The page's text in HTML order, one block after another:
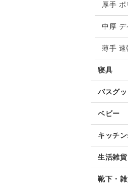
厚手
中厚 デ
薄手 速
寝具
バスグ
ベビー
キッチ
生活雑貨
靴下・